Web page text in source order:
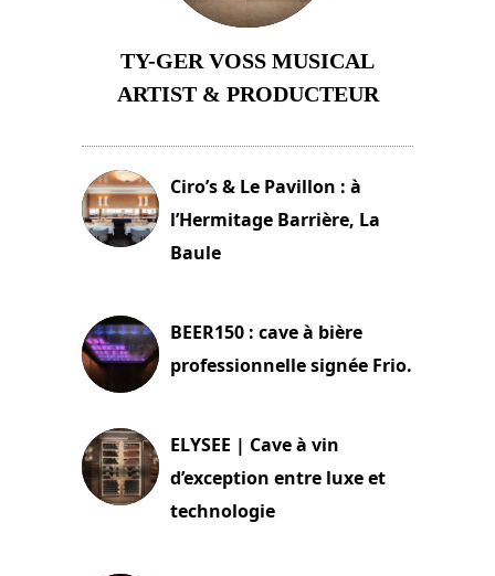
TY-GER VOSS MUSICAL
ARTIST & PRODUCTEUR
Ciro’s & Le Pavillon : à
l’Hermitage Barrière, La
Baule
BEER150 : cave à bière
professionnelle signée Frio.
ELYSEE | Cave à vin
d’exception entre luxe et
technologie